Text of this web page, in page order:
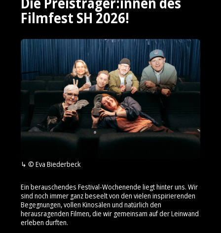
Filmfest SH 2026!
© Eva Biederbeck
Ein berauschendes Festival-Wochenende liegt hinter uns. Wir
sind noch immer ganz beseelt von den vielen inspirierenden
Begegnungen, vollen Kinosälen und natürlich den
herausragenden Filmen, die wir gemeinsam auf der Leinwand
erleben durften.